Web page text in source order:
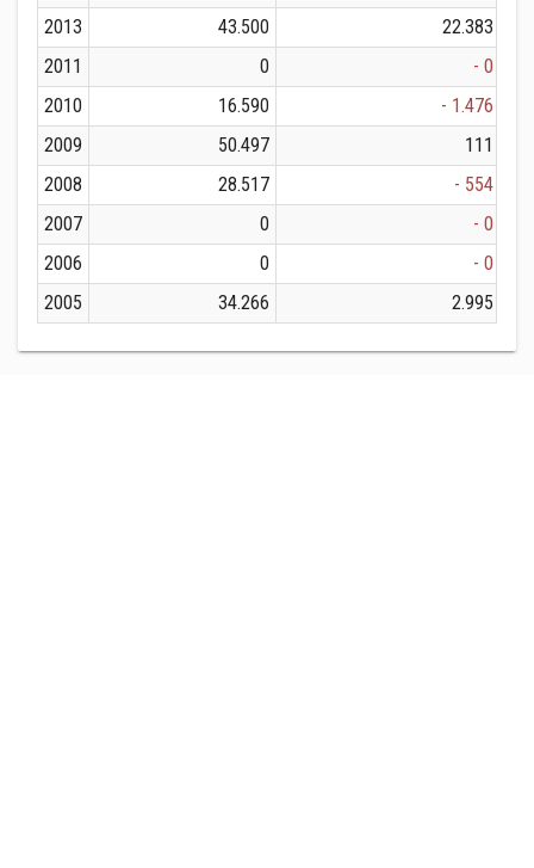
2013
43.500
22.383
2011
0
- 0
2010
16.590
- 1.476
2009
50.497
111
2008
28.517
- 554
2007
0
- 0
2006
0
- 0
2005
34.266 2.995